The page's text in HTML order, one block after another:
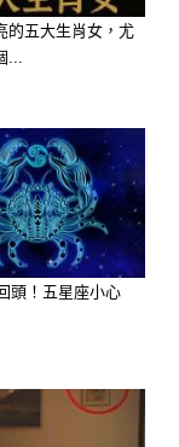
上線」，
管你是不
的五大生肖女，尤
頭！五星座小心